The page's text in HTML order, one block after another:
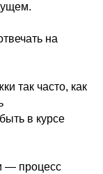
на
так часто, как
в курсе
— процесс